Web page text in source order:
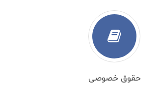
حقوق خصوصی